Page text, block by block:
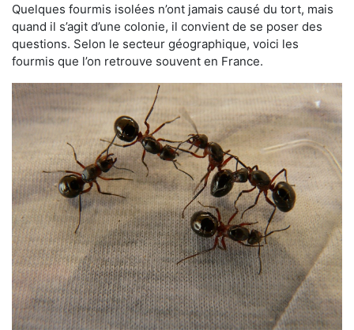
Quelques fourmis isolées n’ont jamais causé du tort, mais
quand il s’agit d’une colonie, il convient de se poser des
questions. Selon le secteur géographique, voici les
fourmis que l’on retrouve souvent en France.